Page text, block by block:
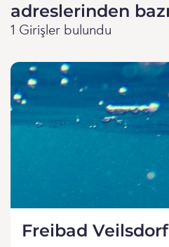
adreslerinden
1 Girişler bulundu
Freibad Veilsdorf